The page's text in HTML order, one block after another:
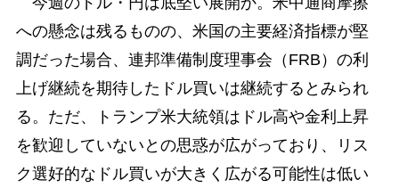
への懸念は残るものの、米国の主要経済指標が堅
調だった場合、連邦準備制度理事会（FRB）の利
上げ継続を期待したドル買いは継続するとみられ
る。ただ、トランプ米大統領はドル高や金利上昇
を歓迎していないとの思惑が広がっており、リス
ク選好的なドル買いが大きく広がる可能性は低い